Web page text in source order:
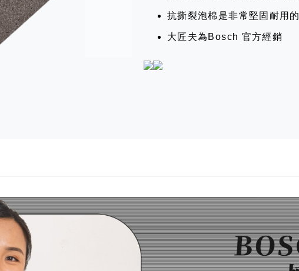
抗撕裂泡棉是非常堅固耐用的
大匠夫為Bosch 官方經銷